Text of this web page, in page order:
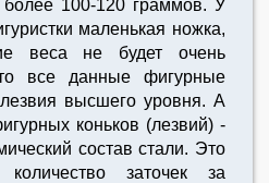
100-120 граммов. У
маленькая ножка,
веса не будет очень
все данные фигурные
лезвия высшего уровня. А
коньков (лезвий) -
состав стали. Это
заточек за